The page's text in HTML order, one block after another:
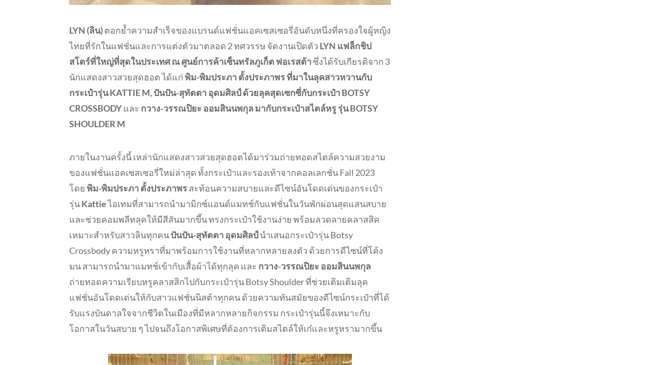
LYN (ลิน)ตอกย้ำความสำเร็จของแบรนด์แฟชั่นแอคเซสเซอรี่อันดับหนึ่งที่ครองใจผู้หญิง
ไทยที่รักในแฟชั่นและการแต่งตัวมาตลอด 2 ทศวรรษ จัดงานเปิดตัว LYN แฟล็กชิป
สโตร์ที่ใหญ่ที่สุดในประเทศ ณ ศูนย์การค้าเซ็นทรัลภูเก็ต ฟอเรสต้าซึ่งได้รับเกียรติจาก 3
นักแสดงสาวสวยสุดฮอต ได้แก่พิม-พิมประภา ตั้งประภาพร ที่มาในลุคสาวหวานกับ
กระเป๋ารุ่น KATTIE M, ปันปัน-สุทัตตา อุดมศิลป์ ด้วยลุคสุดเซกซี่กับกระเป๋า BOTSY
CROSSBODYและ กวาง-วรรณปิยะ ออมสินนพกุล มากับกระเป๋าสไตล์หรู รุ่น BOTSY
SHOULDER M
ภายในงานครั้งนี้ เหล่านักแสดงสาวสวยสุดฮอตได้มาร่วมถ่ายทอดสไตล์ความสวยงาม
ของแฟชั่นแอคเซสเซอรี่ใหม่ล่าสุด ทั้งกระเป๋าและรองเท้าจากคอลเลกชั่น Fall 2023
โดย พิม-พิมประภา ตั้งประภาพรสะท้อนความสบายและดีไซน์อันโดดเด่นของกระเป๋า
รุ่นKattieไอเทมที่สามารถนำมามิกซ์แอนด์แมทช์กับแฟชั่นในวันพักผ่อนสุดแสนสบาย
และช่วยคอมพลีทลุคให้มีสีสันมากขึ้น ทรงกระเป๋าใช้งานง่าย พร้อมลวดลายคลาสสิค
เหมาะสำหรับสาวลินทุกคนปันปัน-สุทัตตา อุดมศิลป์นำเสนอกระเป๋ารุ่น Botsy
Crossbody ความหรูหราที่มาพร้อมการใช้งานที่หลากหลายลงตัว ด้วยการดีไซน์ที่โค้ง
มน สามารถนำมาแมทช์เข้ากับเสื้อผ้าได้ทุกลุค และ กวาง-วรรณปิยะ ออมสินนพกุล
ถ่ายทอดความเรียบหรูคลาสสิกไปกับกระเป๋ารุ่น Botsy Shoulder ที่ช่วยเติมเติมลุค
แฟชั่นอันโดดเด่นให้กับสาวแฟชั่นนิสต้าทุกคน ด้วยความทันสมัยของดีไซน์กระเป๋าที่ได้
รับแรงบันดาลใจจากชีวิตในเมืองที่มีหลากหลายกิจกรรม กระเป๋ารุ่นนี้จึงเหมาะกับ
โอกาสในวันสบาย ๆ ไปจนถึงโอกาสพิเศษที่ต้องการเติมสไตล์ให้เก๋และหรูหรามากขึ้น